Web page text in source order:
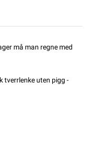
må man regne med
tverrlenke uten pigg -